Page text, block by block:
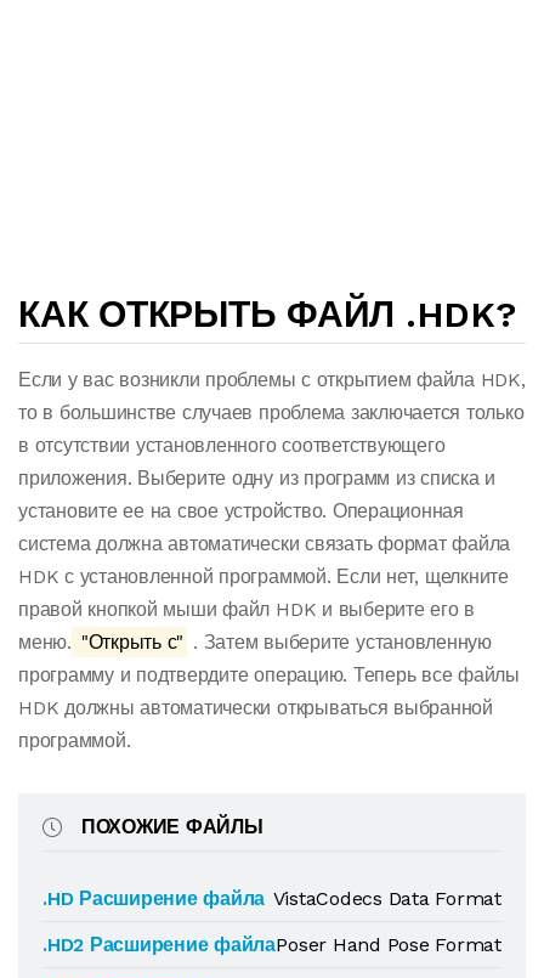
КАК ОТКРЫТЬ ФАЙЛ .HDK?
Если у вас возникли проблемы с открытием файла HDK,
то в большинстве случаев проблема заключается только
в отсутствии установленного соответствующего
приложения. Выберите одну из программ из списка и
установите ее на свое устройство. Операционная
система должна автоматически связать формат файла
HDK с установленной программой. Если нет, щелкните
правой кнопкой мыши файл HDK и выберите его в
меню. "Открыть с" . Затем выберите установленную
программу и подтвердите операцию. Теперь все файлы
HDK должны автоматически открываться выбранной
программой.
ПОХОЖИЕ ФАЙЛЫ
.HD Расширение файла VistaCodecs Data Format
.HD2 Расширение файлаPoser Hand Pose Format